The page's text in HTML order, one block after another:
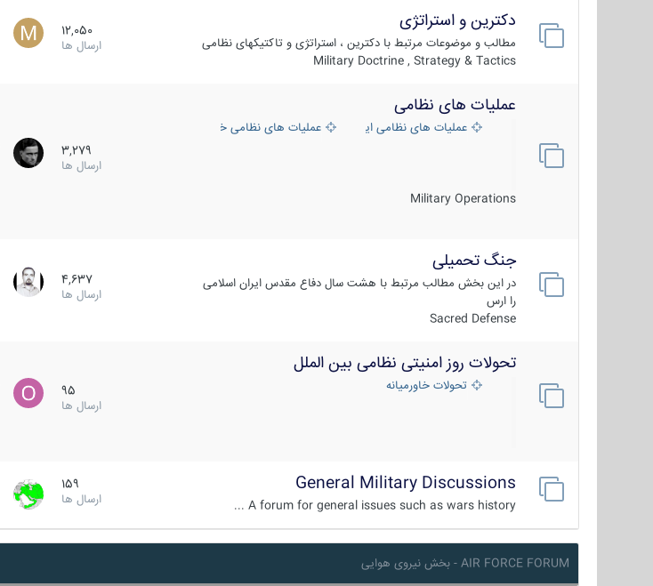
دکترین و استراتژی
مطالب و موضوعات مرتبط با دکترین ، استراتژی و تاکتیکهای نظامی
Military Doctrine , Strategy & Tactics
12,050
ارسال ها
عملیات های نظامی
عملیات های نظامی ایران عملیات های نظامی خارجی
Military Operations
3,279
ارسال ها
جنگ تحمیلی
در این بخش مطالب مرتبط با هشت سال دفاع مقدس ایران اسلامی
را ارس
Sacred Defense
4,637
ارسال ها
تحولات روز امنیتی نظامی بین الملل
تحولات خاورمیانه
95
ارسال ها
General Military Discussions
A forum for general issues such as wars history ...
159
ارسال ها
AIR FORCE FORUM - بخش نیروی هوایی